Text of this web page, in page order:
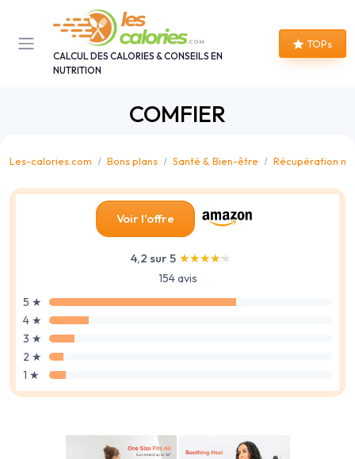
CALCUL DES CALORIES & CONSEILS EN
NUTRITION
TOPs
COMFIER
Les-calories.com Bons plans Santé & Bien-être Récupération
Voir l'offre
4,2 sur 5 ★★★★★
★★★★★
154 avis
5 ★
4 ★
3 ★
2 ★
1 ★
Panneau de gestion des cookies